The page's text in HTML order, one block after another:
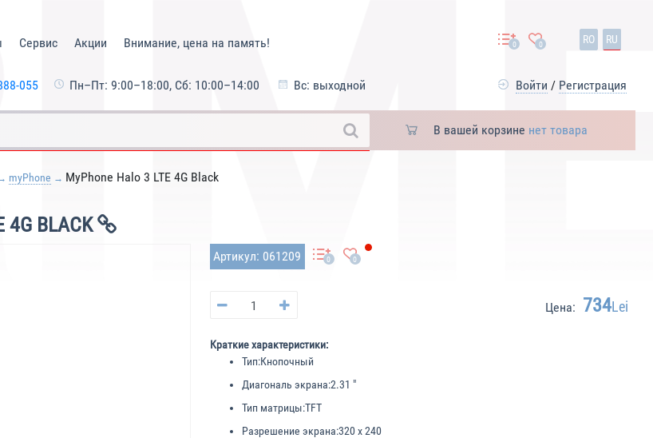
Сервис Акции Внимание, цена на память!
055 Пн–Пт: 9:00–18:00, Сб: 10:00–14:00 Вс: выходной
0 0 RO RU
Войти / Регистрация
В вашей корзине нет товара
myPhone MyPhone Halo 3 LTE 4G Black
BLACK
Артикул: 061209 0 0
Цена: 734Lei
Краткие характеристики:
Тип:Кнопочный
Диагональ экрана:2.31 "
Тип матрицы:TFT
Разрешение экрана:320 x 240